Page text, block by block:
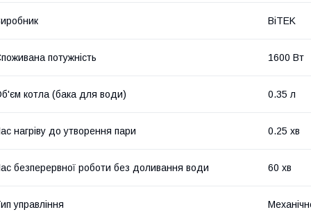
BiTEK
потужність 1600 Вт
котла (бака для води) 0.35 л
нагріву до утворення пари 0.25 хв
безперервної роботи без доливання води 60 хв
управління